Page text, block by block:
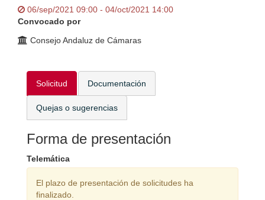
06/sep/2021 09:00 - 04/oct/2021 14:00
Convocado por
Consejo Andaluz de Cámaras
Solicitud Documentación
Quejas o sugerencias
Forma de presentación
Telemática
El plazo de presentación de solicitudes ha
finalizado.